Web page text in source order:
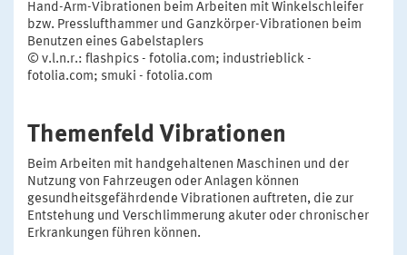
Hand-Arm-Vibrationen beim Arbeiten mit Winkelschleifer
bzw. Presslufthammer und Ganzkörper-Vibrationen beim
Benutzen eines Gabelstaplers
© v.l.n.r.: flashpics - fotolia.com; industrieblick -
fotolia.com; smuki - fotolia.com
Themenfeld Vibrationen
Beim Arbeiten mit handgehaltenen Maschinen und der
Nutzung von Fahrzeugen oder Anlagen können
gesundheitsgefährdende Vibrationen auftreten, die zur
Entstehung und Verschlimmerung akuter oder chronischer
Erkrankungen führen können.